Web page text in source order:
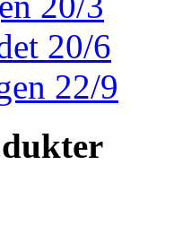
20/6
22/9